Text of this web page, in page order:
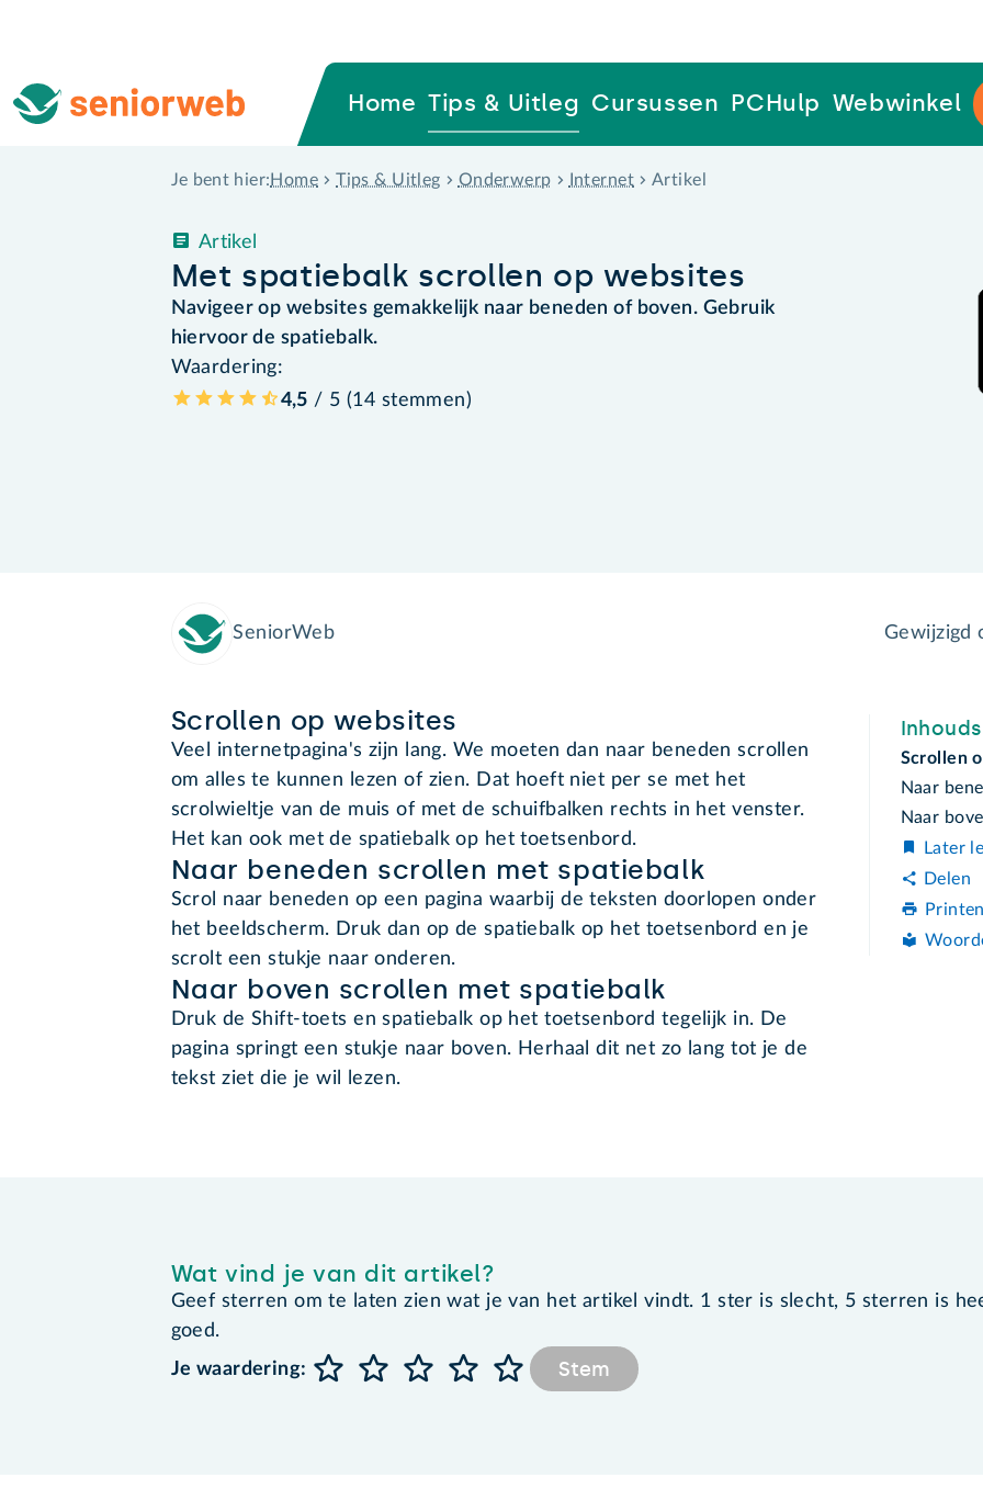
Home Tips & Uitleg Cursussen PCHulp Webwinkel
Je bent hier: Home Tips & Uitleg Onderwerp Internet Artikel
Met spatiebalk scrollen op websites
Artikel
Navigeer op websites gemakkelijk naar beneden of boven. Gebruik
hiervoor de spatiebalk.
Waardering:
4,5 / 5 (14 stemmen)
SeniorWeb Gewijzigd
Scrollen op websites
Veel internetpagina's zijn lang. We moeten dan naar beneden scrollen
om alles te kunnen lezen of zien. Dat hoeft niet per se met het
scrolwieltje van de muis of met de schuifbalken rechts in het venster.
Het kan ook met de spatiebalk op het toetsenbord.
Naar beneden scrollen met spatiebalk
Scrol naar beneden op een pagina waarbij de teksten doorlopen onder
het beeldscherm. Druk dan op de spatiebalk op het toetsenbord en je
scrolt een stukje naar onderen.
Naar boven scrollen met spatiebalk
Druk de Shift-toets en spatiebalk op het toetsenbord tegelijk in. De
pagina springt een stukje naar boven. Herhaal dit net zo lang tot je de
tekst ziet die je wil lezen.
Scrollen
Naar
Naar
Later
Delen
Wat vind je van dit artikel?
Geef sterren om te laten zien wat je van het artikel vindt. 1 ster is slecht, 5 sterren is
goed.
Je waardering:
Stem